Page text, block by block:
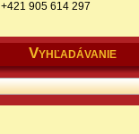
+421 905 614 297
VYHĽADÁVANIE